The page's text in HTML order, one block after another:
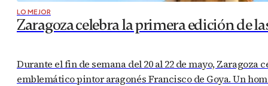
LO MEJOR
Zaragoza celebra la primera edición de
Durante el fin de semana del 20 al 22 de mayo,
emblemático pintor aragonés Francisco de Goya. Un